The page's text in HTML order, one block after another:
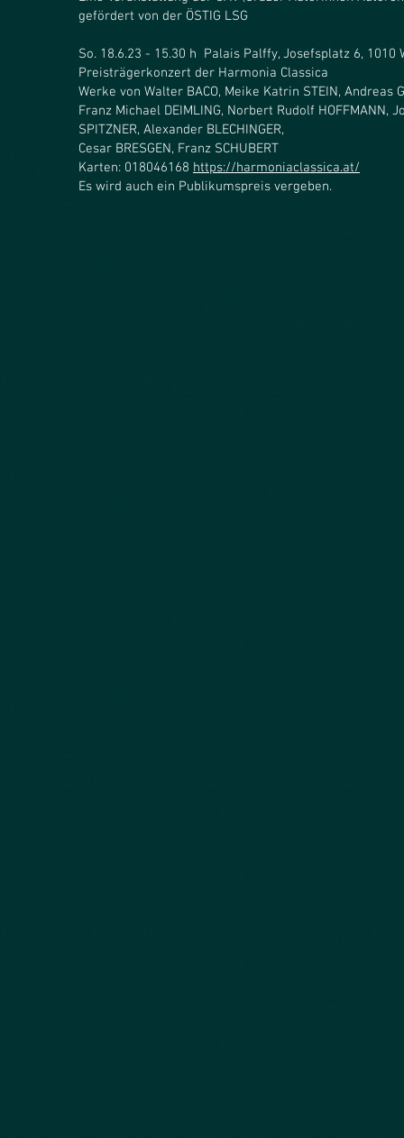
gefördert von der ÖSTIG LSG
So. 18.6.23 - 15.30 h Palais Palffy, Josefsplatz 6, 1010
Preisträgerkonzert der Harmonia Classica
Werke von Walter BACO, Meike Katrin STEIN, Andreas
Franz Michael DEIMLING, Norbert Rudolf HOFFMANN,
SPITZNER, Alexander BLECHINGER,
Cesar BRESGEN, Franz SCHUBERT
Karten: 018046168 https://harmoniaclassica.at/
Es wird auch ein Publikumspreis vergeben.